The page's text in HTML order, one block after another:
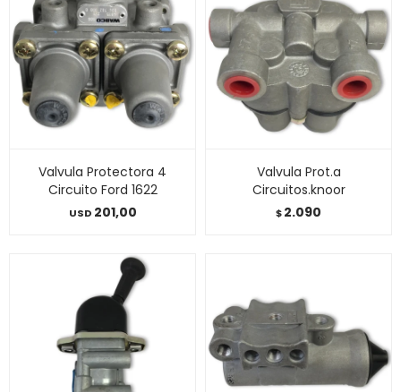
Valvula Protectora 4
Circuito Ford 1622
USD 201,00
Valvula Prot.a
Circuitos.knoor
$2.090